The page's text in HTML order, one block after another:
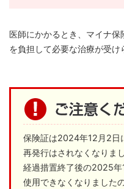
医師にかかるとき、マイナ
を負担して必要な治療が受け
保険証は2024年12月2日
再発行はされなくなりまし
経過措置終了後の2025
使用できなくなりました